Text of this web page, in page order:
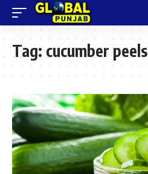
Tag: cucumber peels